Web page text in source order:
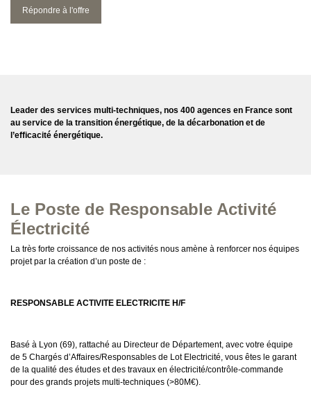
Répondre à l'offre
Leader des services multi-techniques, nos 400 agences en France sont
au service de la transition énergétique, de la décarbonation et de
l’efficacité énergétique.
Le Poste de Responsable Activité
Électricité
La très forte croissance de nos activités nous amène à renforcer nos équipes
projet par la création d’un poste de :
RESPONSABLE ACTIVITE ELECTRICITE H/F
Basé à Lyon (69), rattaché au Directeur de Département, avec votre équipe
de 5 Chargés d’Affaires/Responsables de Lot Electricité, vous êtes le garant
de la qualité des études et des travaux en électricité/contrôle-commande
pour des grands projets multi-techniques (>80M€).